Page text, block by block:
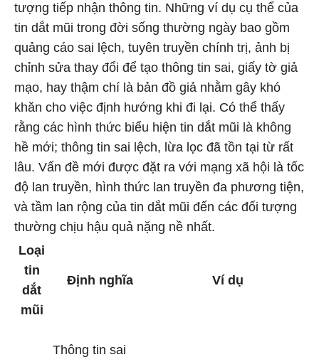
tượng tiếp nhận thông tin. Những ví dụ cụ thể của
tin dắt mũi trong đời sống thường ngày bao gồm
quảng cáo sai lệch, tuyên truyền chính trị, ảnh bị
chỉnh sửa thay đổi để tạo thông tin sai, giấy tờ giả
mạo, hay thậm chí là bản đồ giả nhằm gây khó
khăn cho việc định hướng khi đi lại. Có thể thấy
rằng các hình thức biểu hiện tin dắt mũi là không
hề mới; thông tin sai lệch, lừa lọc đã tồn tại từ rất
lâu. Vấn đề mới được đặt ra với mạng xã hội là tốc
độ lan truyền, hình thức lan truyền đa phương tiện,
và tầm lan rộng của tin dắt mũi đến các đối tượng
thường chịu hậu quả nặng nề nhất.
Loại
tin
dắt
mũi
Định nghĩa Ví dụ
Thông tin sai